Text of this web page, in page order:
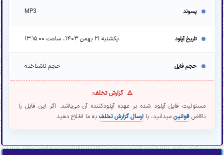
پسوند MP3
تاریخ آپلود یکشنبه ۲۱ بهمن ۱۴۰۳، ساعت ۱۳:۱۵:۰۰
حجم فایل حجم ناشناخته
گزارش تخلف:
مسئولیت فایل آپلود شده بر عهده آپلودکننده آن می‌باشد. اگر این فایل را
ناقضقوانین میدانید، باارسال گزارش تخلف به ما اطلاع دهید.